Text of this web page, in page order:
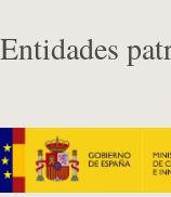
Entidades